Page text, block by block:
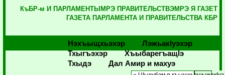
КъБР-м И ПАРЛАМЕНТЫМРЭ ПРАВИТЕЛЬСТВЭМРЭ Я ГАЗЕТ
ГАЗЕТА ПАРЛАМЕНТА И ПРАВИТЕЛЬСТВА КБР
Нэхъыщхьэхэр
Лэжьакlуэхэр
Тхыгъэхэр
Хъыбарегъащlэ
Тхыдэ
Дал Амир и махуэ